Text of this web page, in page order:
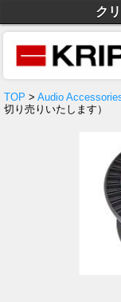
ク
TOP > Audio
切り売りいたします）